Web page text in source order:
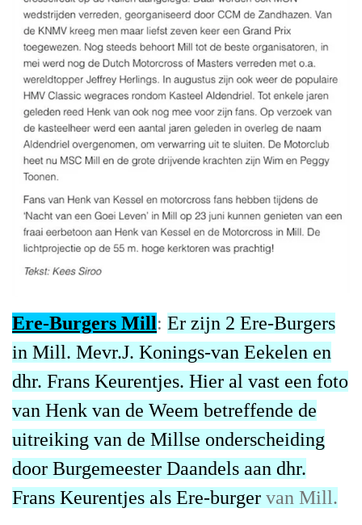
Ere-Burgers Mill : Er zijn 2 Ere-Burgers
in Mill. Mevr.J. Konings-van Eekelen en
dhr. Frans Keurentjes. Hier al vast een foto
van Henk van de Weem betreffende de
uitreiking van de Millse onderscheiding
door Burgemeester Daandels aan dhr.
Frans Keurentjes als Ere-burger van Mill.